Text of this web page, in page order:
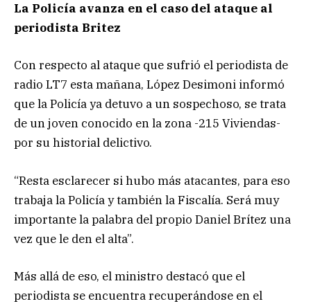
La Policía avanza en el caso del ataque al
periodista Britez
Con respecto al ataque que sufrió el periodista de
radio LT7 esta mañana, López Desimoni informó
que la Policía ya detuvo a un sospechoso, se trata
de un joven conocido en la zona -215 Viviendas-
por su historial delictivo.
“Resta esclarecer si hubo más atacantes, para eso
trabaja la Policía y también la Fiscalía. Será muy
importante la palabra del propio Daniel Brítez una
vez que le den el alta”.
Más allá de eso, el ministro destacó que el
periodista se encuentra recuperándose en el